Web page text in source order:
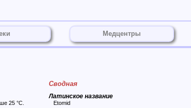
Медцентры
Сводная
Латинское название
Etomid
25 °C.